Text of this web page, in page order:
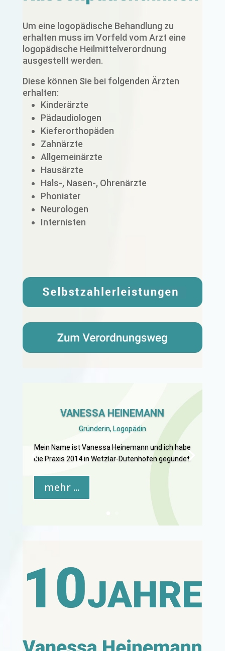
Um eine logopädische Behandlung zu
erhalten muss im Vorfeld vom Arzt eine
logopädische Heilmittelverordnung
ausgestellt werden.
Diese können Sie bei folgenden Ärzten
erhalten:
Kinderärzte
Pädaudiologen
Kieferorthopäden
Zahnärzte
Allgemeinärzte
Hausärzte
Hals-, Nasen-, Ohrenärzte
Phoniater
Neurologen
Internisten
VANESSA HEINEMANN
Gründerin, Logopädin
Mein Name ist Vanessa Heinemann und ich habe
die Praxis 2014 in Wetzlar-Dutenhofen gegündet.
mehr ...